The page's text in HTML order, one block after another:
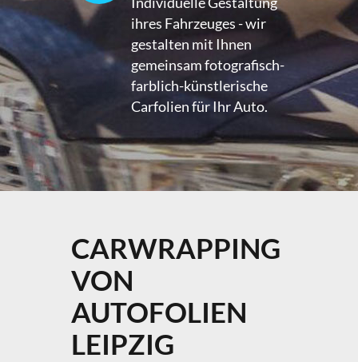
ihres Fahrzeuges - wir
gestalten mit Ihnen
gemeinsam fotografisch-
farblich-künstlerische
Carfolien für Ihr Auto.
CARWRAPPING
VON
AUTOFOLIEN
LEIPZIG